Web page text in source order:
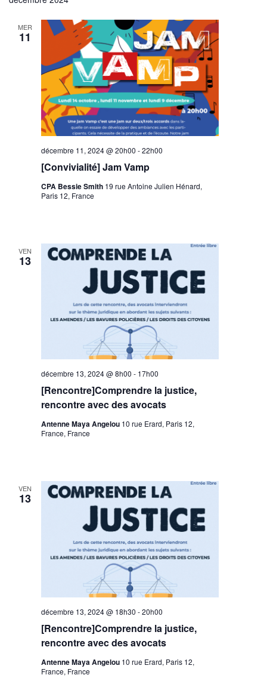
MER
11
[Convivialité] Jam Vamp
décembre 11, 2024 @ 20h00 -22h00
CPA Bessie Smith 19 rue Antoine Julien Hénard,
Paris 12, France
VEN
13
[Rencontre]Comprendre la justice,
rencontre avec des avocats
décembre 13, 2024 @ 8h00 - 17h00
Antenne Maya Angelou 10 rue Erard, Paris 12,
France, France
VEN
13
[Rencontre]Comprendre la justice,
rencontre avec des avocats
décembre 13, 2024 @ 18h30 -20h00
Antenne Maya Angelou 10 rue Erard, Paris 12,
France, France